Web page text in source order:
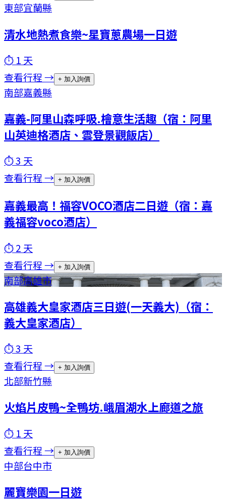
東部宜蘭縣
清水地熱煮食樂~星寶蔥農場一日遊
⏱ 1 天
查看行程 → + 加入詢價
南部嘉義縣
嘉義-阿里山森呼吸.檜意生活趣（宿：阿里
山英迪格酒店、雲登景觀飯店）
⏱3 天
查看行程 → + 加入詢價
嘉義最高！福容VOCO酒店二日遊（宿：嘉
義福容voco酒店）
⏱2 天
查看行程 → + 加入詢價
南部高雄市
高雄義大皇家酒店三日遊(一天義大)（宿：
義大皇家酒店）
⏱3 天
查看行程 → + 加入詢價
北部新竹縣
火焰片皮鴨~全鴨坊.峨眉湖水上廊道之旅
⏱ 1 天
查看行程 → + 加入詢價
中部台中市
麗寶樂園一日遊